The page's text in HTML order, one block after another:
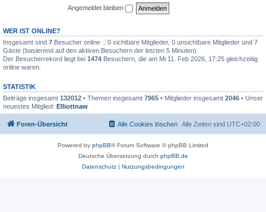
Angemeldet bleiben
WER IST ONLINE?
Insgesamt sind 7 Besucher online :: 0 sichtbare Mitglieder, 0 unsichtbare Mitglieder und 7
Gäste (basierend auf den aktiven Besuchern der letzten 5 Minuten)
Der Besucherrekord liegt bei 1474 Besuchern, die am Mi 11. Feb 2026, 17:25 gleichzeitig
online waren.
STATISTIK
Beiträge insgesamt 132012 • Themen insgesamt 7965 • Mitglieder insgesamt 2046 • Unser
neuestes Mitglied: Elliottnaw
Foren-Übersicht Alle Zeiten sind UTC+02:00
Alle Cookies löschen
Powered by phpBB® Forum Software © phpBB Limited
Deutsche Übersetzung durch phpBB.de
Datenschutz| Nutzungsbedingungen